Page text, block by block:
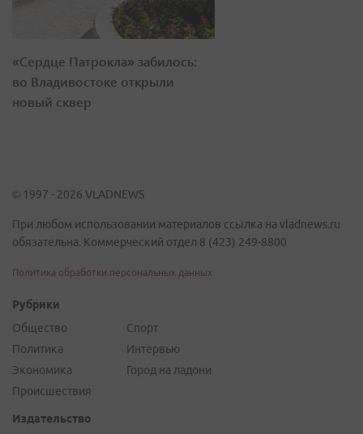
«Сердце Патрокла» забилось:
во Владивостоке открыли
новый сквер
© 1997 - 2026 VLADNEWS
При любом использовании материалов ссылка на vladnews.ru
обязательна. Коммерческий отдел 8 (423) 249-8800
Политика обработки персональных данных
Рубрики
Общество
Политика
Экономика
Происшествия
Спорт
Интервью
Город на ладони
Издательство